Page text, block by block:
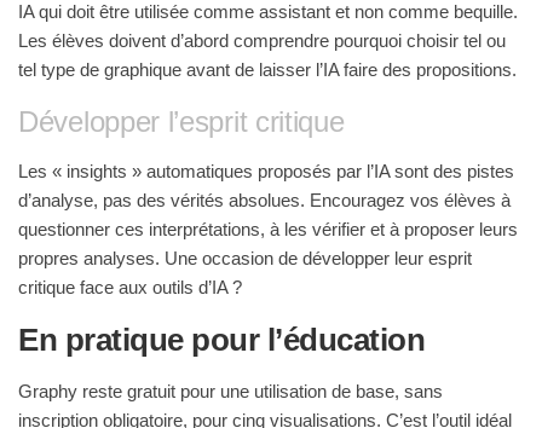
IA qui doit être utilisée comme assistant et non comme bequille.
Les élèves doivent d’abord comprendre pourquoi choisir tel ou
tel type de graphique avant de laisser l’IA faire des propositions.
Développer l’esprit critique
Les « insights » automatiques proposés par l’IA sont des pistes
d’analyse, pas des vérités absolues. Encouragez vos élèves à
questionner ces interprétations, à les vérifier et à proposer leurs
propres analyses. Une occasion de développer leur esprit
critique face aux outils d’IA ?
En pratique pour l’éducation
Graphy reste gratuit pour une utilisation de base, sans
inscription obligatoire, pour cinq visualisations. C’est l’outil idéal